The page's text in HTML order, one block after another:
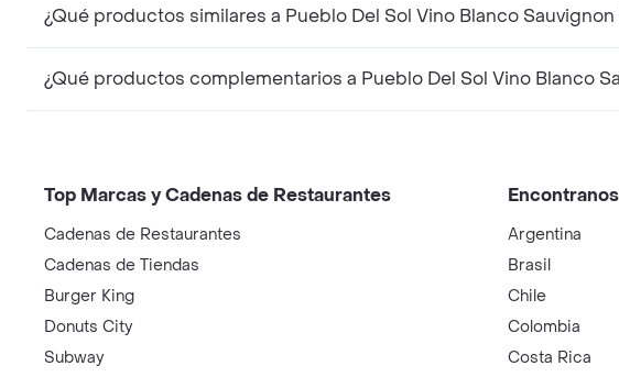
¿Qué productos similares a Pueblo Del Sol Vino Blanco
¿Qué productos complementarios a Pueblo Del Sol Vino Blanco
Top Marcas y Cadenas de Restaurantes
Cadenas de Restaurantes
Cadenas de Tiendas
Burger King
Donuts City
Subway
Argentina
Brasil
Chile
Colombia
Costa Rica